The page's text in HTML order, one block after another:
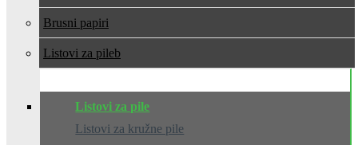
Brusni papiri
Listovi za pile
Listovi za pile
Listovi za kružne pile